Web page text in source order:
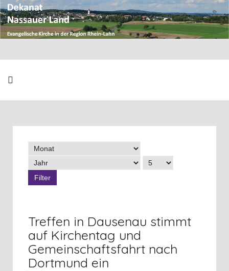
Filter
Treffen in Dausenau stimmt
auf Kirchentag und
Gemeinschaftsfahrt nach
Dortmund ein